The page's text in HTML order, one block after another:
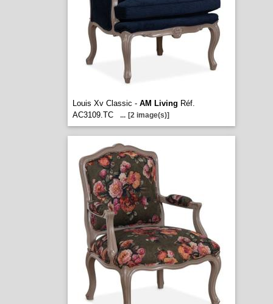
Louis Xv Classic - AM Living Réf.
AC3109.TC
... [2 image(s)]